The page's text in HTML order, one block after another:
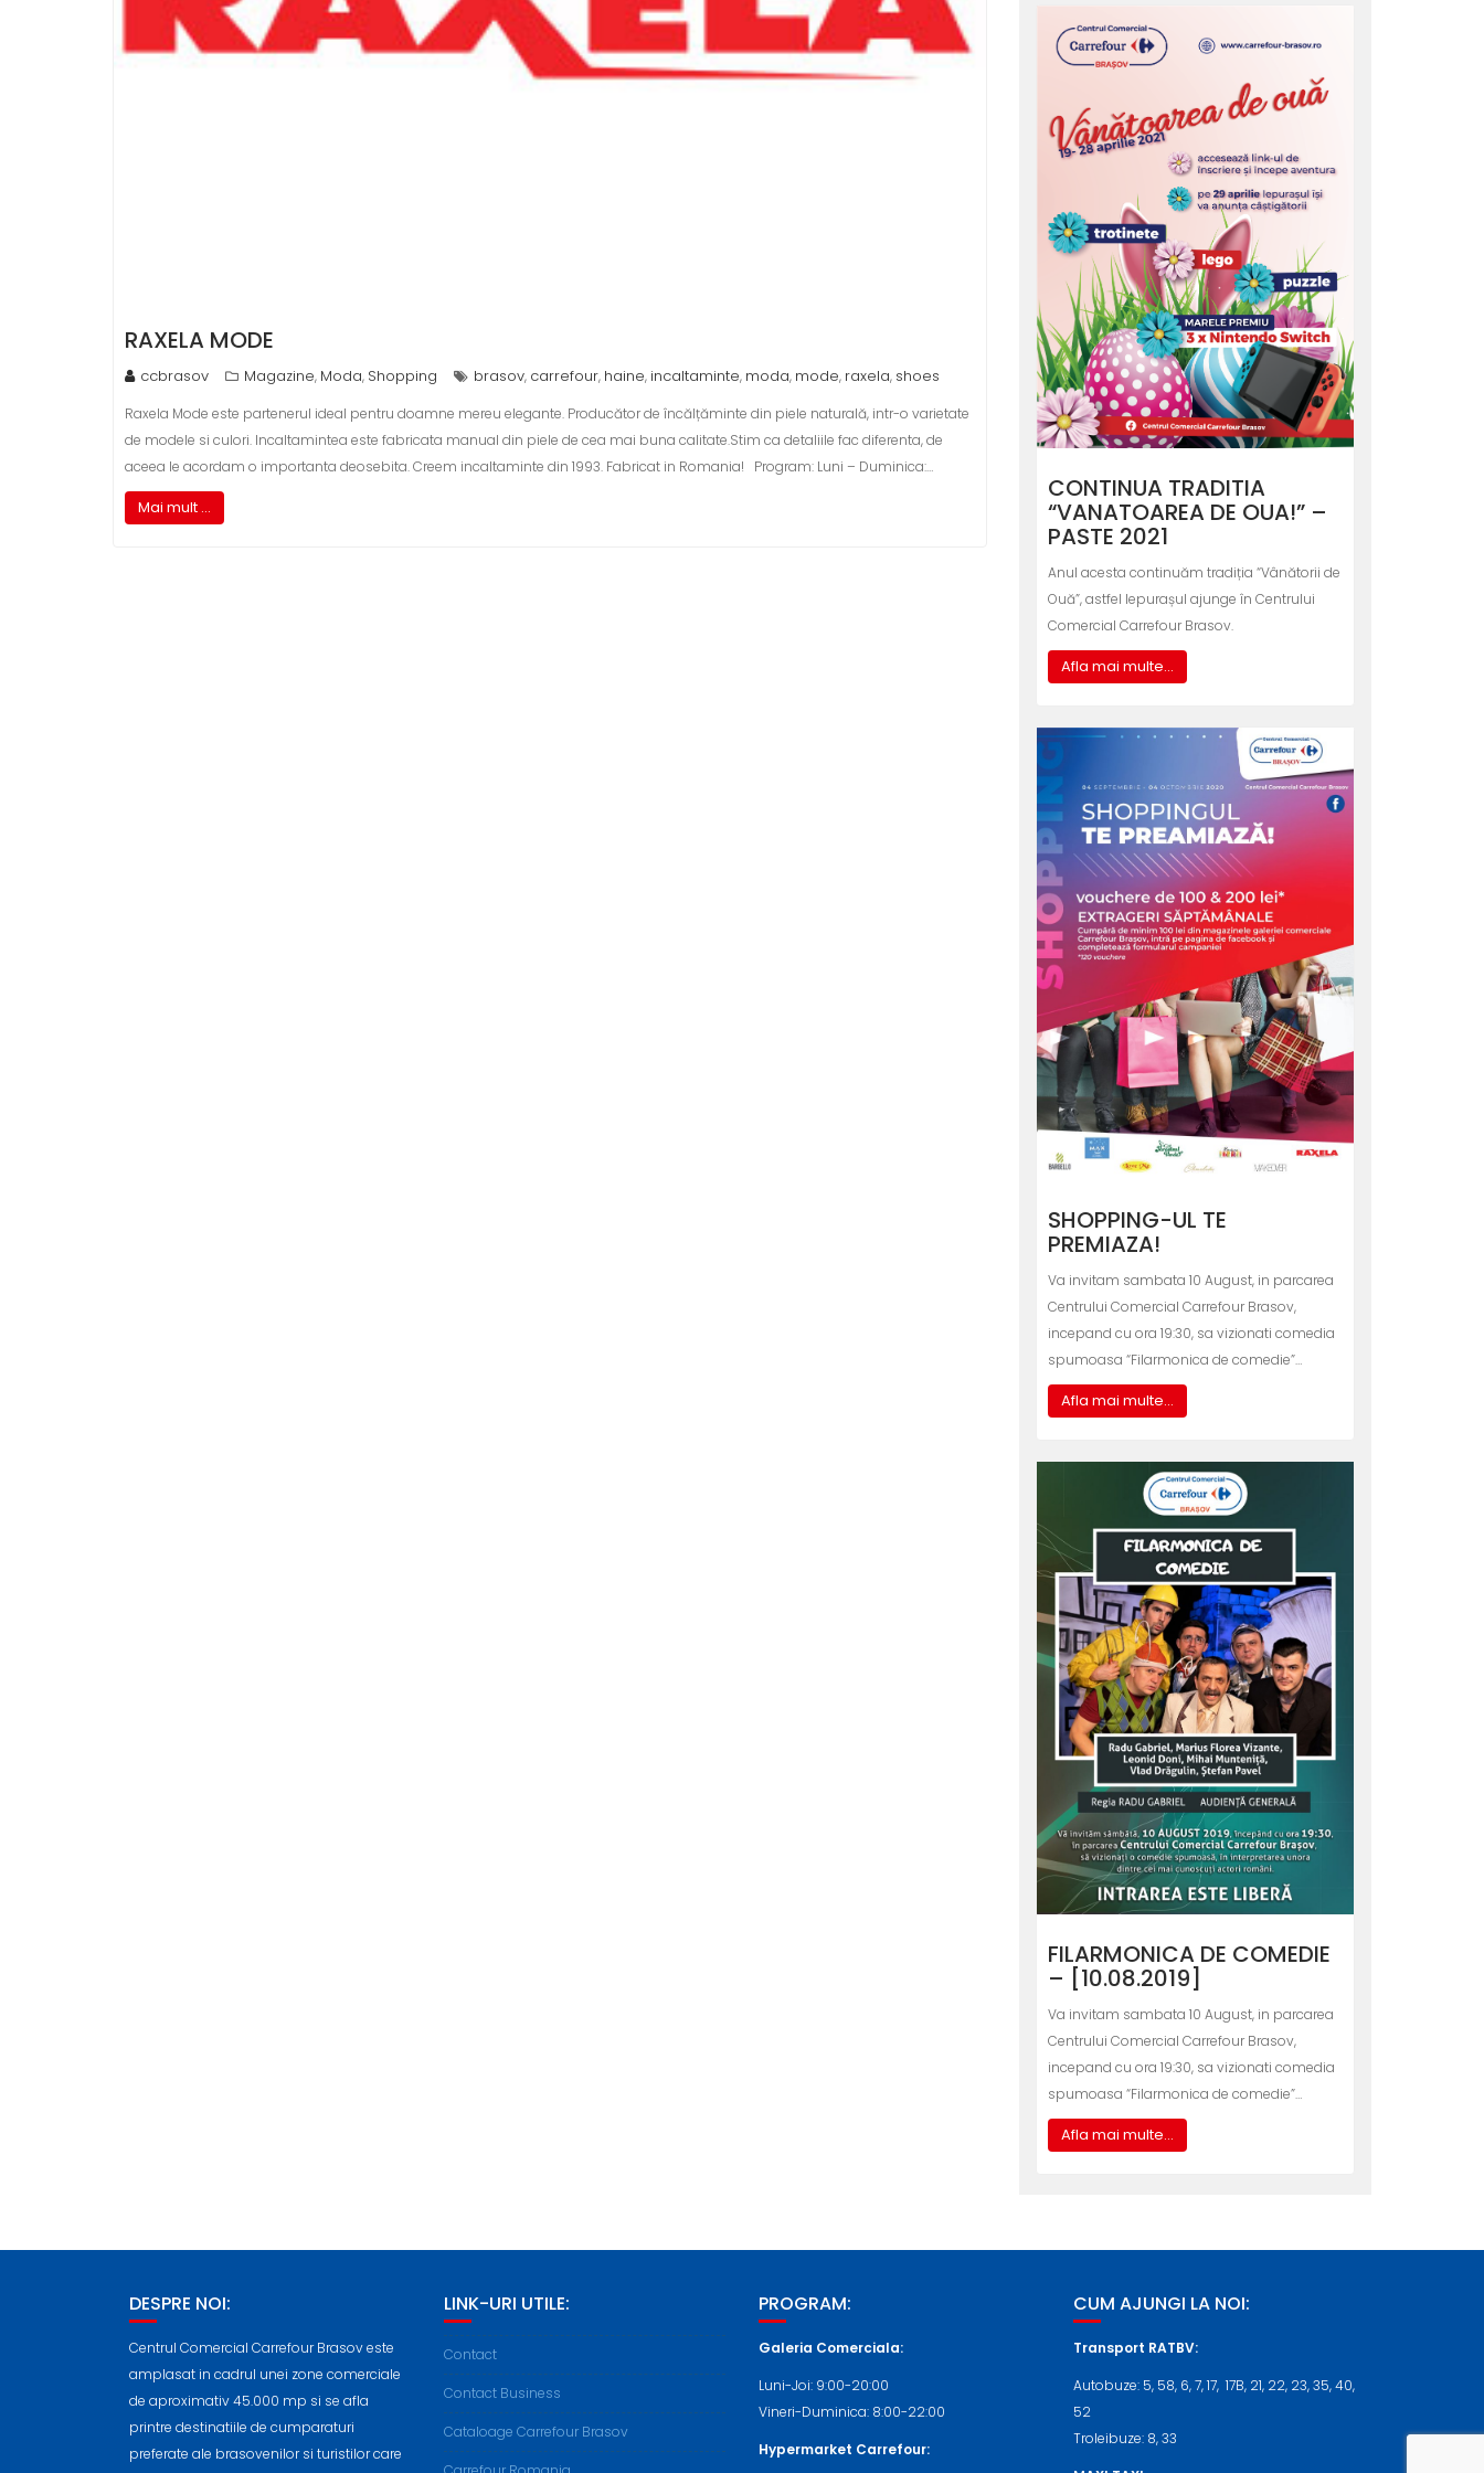
RAXELA MODE
ccbrasov Magazine, Moda, Shopping brasov, carrefour, haine, incaltaminte, moda, mode, raxela, shoes
Raxela Mode este partenerul ideal pentru doamne mereu elegante. Producător de încălțăminte din piele naturală, intr-o varietate
de modele si culori. Incaltamintea este fabricata manual din piele de cea mai buna calitate.Stim ca detaliile fac diferenta, de
aceea le acordam o importanta deosebita. Creem incaltaminte din 1993. Fabricat in Romania! Program: Luni – Duminica:…
Mai mult ...
CONTINUA TRADITIA
“VANATOAREA DE OUA!” –
PASTE 2021
Anul acesta continuăm tradiția “Vânătorii de
Ouă”, astfel Iepurașul ajunge în Centrului
Comercial Carrefour Brasov.
Afla mai multe...
SHOPPING-UL TE
PREMIAZA!
Va invitam sambata 10 August, in parcarea
Centrului Comercial Carrefour Brasov,
incepand cu ora 19:30, sa vizionati comedia
spumoasa “Filarmonica de comedie”…
Afla mai multe...
FILARMONICA DE COMEDIE
– [10.08.2019]
Va invitam sambata 10 August, in parcarea
Centrului Comercial Carrefour Brasov,
incepand cu ora 19:30, sa vizionati comedia
spumoasa “Filarmonica de comedie”…
Afla mai multe...
DESPRE NOI:
Centrul Comercial Carrefour Brasov este
amplasat in cadrul unei zone comerciale
de aproximativ 45.000 mp si se afla
printre destinatiile de cumparaturi
preferate ale brasovenilor si turistilor care
LINK-URI UTILE:
Contact
Contact Business
Cataloage Carrefour Brasov
PROGRAM:
Galeria Comerciala:
Luni-Joi: 9:00-20:00
Vineri-Duminica: 8:00-22:00
Hypermarket Carrefour:
CUM AJUNGI LA NOI:
Transport RATBV:
Autobuze: 5, 58, 6, 7, 17, 17B, 21, 22, 23, 35, 40,
52
Troleibuze: 8, 33